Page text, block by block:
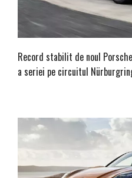
Record stabilit de noul
a seriei pe circuitul